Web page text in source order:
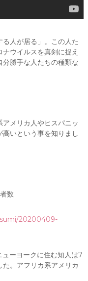
人が居る」。この人た
ウイルスを真剣に捉え
勝手な人たちの種類な
メリカ人やヒスパニッ
いという事を知りまし
数
20200409-
ーヨークに住む知人は7
。アフリカ系アメリカ